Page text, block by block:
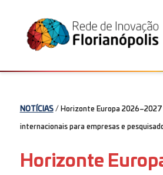
NOTÍCIAS/ Horizonte Europa
internacionais para empresas e
Horizonte